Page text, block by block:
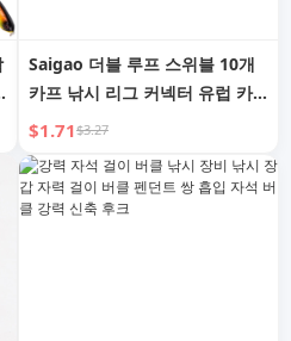
Saigao 더블 루프 스위블 10개
카프 낚시 리그 커넥터 유럽 카
프 낚시 액세서리 낚시 장비
$1.71$3.27